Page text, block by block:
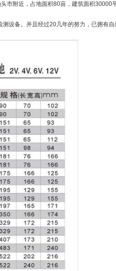
市附近，占地面积80亩，建筑面积30000
设备。并且经过20几年的努力，已拥有自